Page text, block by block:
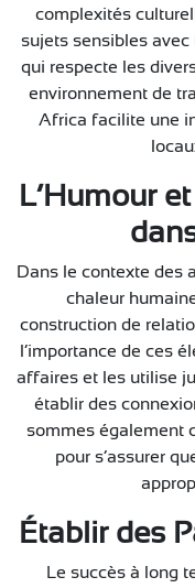
complexités
sujets sensibles
qui respecte les
environnement de
Africa facilite une
L’Humour
Dans le contexte des
chaleur
construction de
l’importance de ces
affaires et les utilise
établir des
sommes également
pour s’assurer
Établir des
Le succès à long